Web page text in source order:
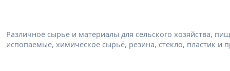
Различное сырье и материалы для сельского хозяйства,
испопаемые, химическое сырьё, резина, стекло, пластик